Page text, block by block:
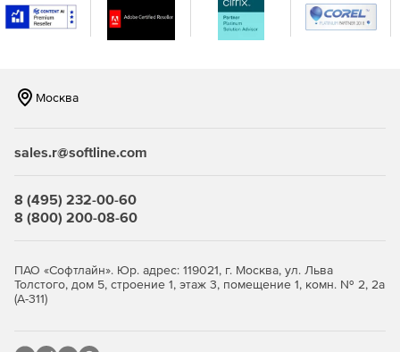
Москва
sales.r@softline.com
8 (495) 232-00-60
8 (800) 200-08-60
ПАО «Софтлайн». Юр. адрес: 119021, г. Москва, ул. Льва
Толстого, дом 5, строение 1, этаж 3, помещение 1, комн. № 2, 2а
(А-311)